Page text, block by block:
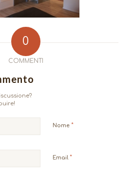
0
COMMENTI
Nome *
Email *